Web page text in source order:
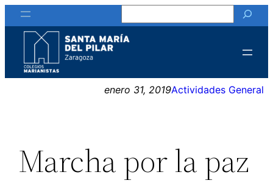
Saltar
al
contenido
enero 31, 2019Actividades General
Marcha por la paz